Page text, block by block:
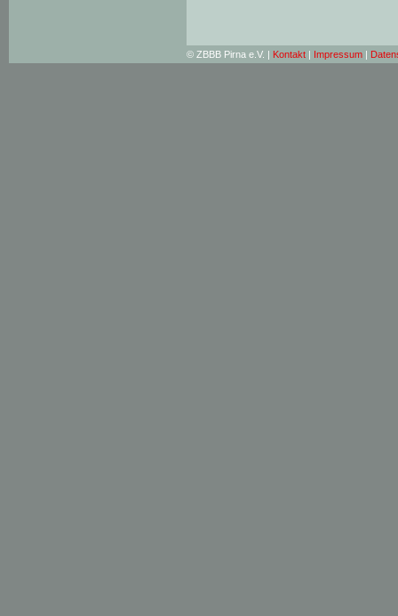
© ZBBB Pirna e.V. | Kontakt | Impressum |